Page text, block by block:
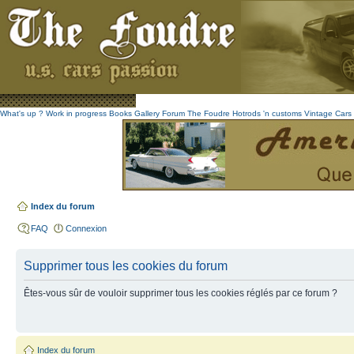
What's up ? Work in progress Books Gallery Forum The Foudre Hotrods 'n customs Vintage Cars
Index du forum
FAQ Connexion
Supprimer tous les cookies du forum
Êtes-vous sûr de vouloir supprimer tous les cookies réglés par ce forum ?
Index du forum